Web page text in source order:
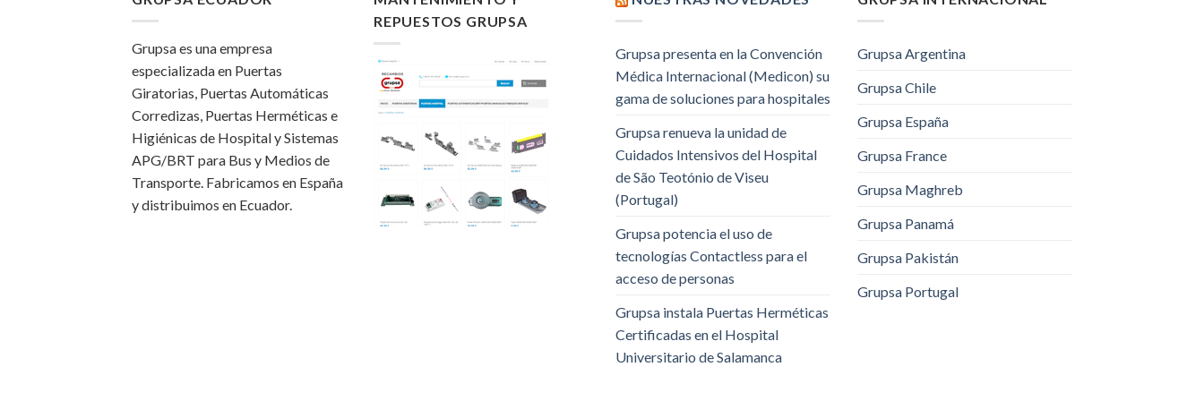
Grupsa es una empresa
especializada en Puertas
Giratorias, Puertas Automáticas
Corredizas, Puertas Herméticas e
Higiénicas de Hospital y Sistemas
APG/BRT para Bus y Medios de
Transporte. Fabricamos en España
y distribuimos en Ecuador.
REPUESTOS GRUPSA
Grupsa presenta en la Convención
Médica Internacional (Medicon) su
gama de soluciones para hospitales
Grupsa renueva la unidad de
Cuidados Intensivos del Hospital
de São Teotónio de Viseu
(Portugal)
Grupsa potencia el uso de
tecnologías Contactless para el
acceso de personas
Grupsa instala Puertas Herméticas
Certificadas en el Hospital
Universitario de Salamanca
Grupsa Argentina
Grupsa Chile
Grupsa España
Grupsa France
Grupsa Maghreb
Grupsa Panamá
Grupsa Pakistán
Grupsa Portugal